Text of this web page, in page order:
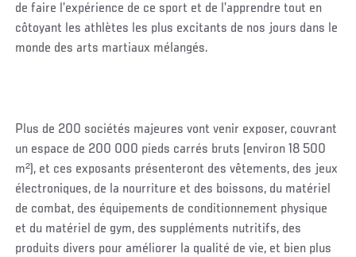
de faire l’expérience de ce sport et de l’apprendre tout en
côtoyant les athlètes les plus excitants de nos jours dans le
monde des arts martiaux mélangés.
Plus de 200 sociétés majeures vont venir exposer, couvrant
un espace de 200 000 pieds carrés bruts (environ 18 500
m²), et ces exposants présenteront des vêtements, des jeux
électroniques, de la nourriture et des boissons, du matériel
de combat, des équipements de conditionnement physique
et du matériel de gym, des suppléments nutritifs, des
produits divers pour améliorer la qualité de vie, et bien plus